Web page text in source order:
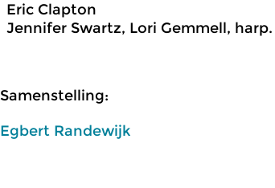
Eric Clapton
Jennifer Swartz, Lori Gemmell, harp.
Samenstelling:
Egbert Randewijk